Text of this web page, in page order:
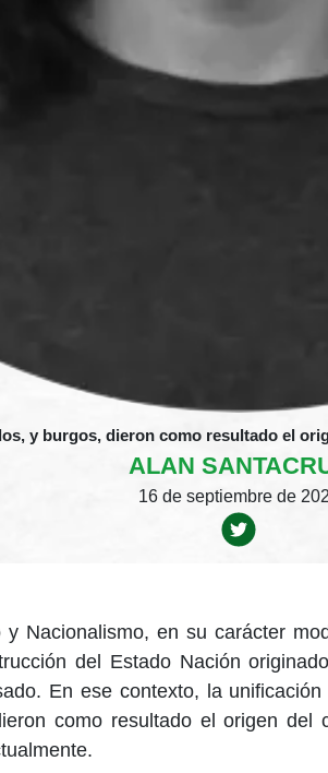
y burgos, dieron como resultado el
ALAN
16 de septiembre de
Nacionalismo, en su carácter
del Estado Nación
En ese contexto, la
como resultado el origen del